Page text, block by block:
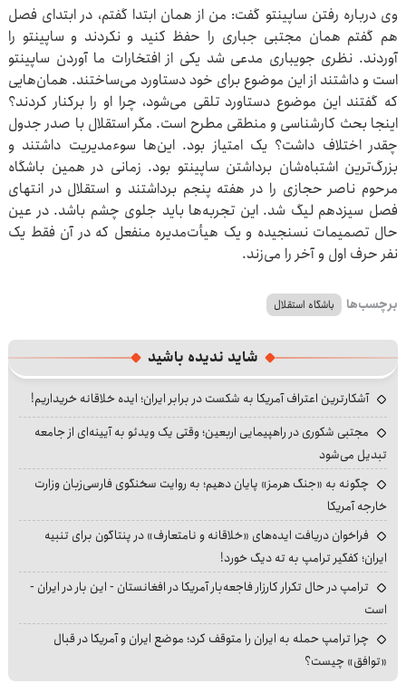
وی درباره رفتن ساپینتو گفت: من از همان ابتدا گفتم، در ابتدای فصل
هم گفتم همان مجتبی جباری را حفظ کنید و نکردند و ساپینتو را
آوردند. نظری جویباری مدعی شد یکی از افتخارات ما آوردن ساپینتو
است و داشتند از این موضوع برای خود دستاورد می‌ساختند. همان‌هایی
که گفتند این موضوع دستاورد تلقی می‌شود، چرا او را برکنار کردند؟
اینجا بحث کارشناسی و منطقی مطرح است. مگر استقلال با صدر جدول
چقدر اختلاف داشت؟ یک امتیاز بود. این‌ها سوء‌مدیریت داشتند و
بزرگ‌ترین اشتباه‌شان برداشتن ساپینتو بود. زمانی در همین باشگاه
مرحوم ناصر حجازی را در هفته پنجم برداشتند و استقلال در انتهای
فصل سیزدهم لیگ شد. این تجربه‌ها باید جلوی چشم باشد. در عین
حال تصمیمات نسنجیده و یک هیأت‌مدیره منفعل که در آن فقط یک
نفر حرف اول و آخر را می‌زند.
برچسب‌ها باشگاه استقلال
شاید ندیده باشید
آشکارترین اعتراف آمریکا به شکست در برابر ایران؛ ایده خلاقانه خریداریم!
مجتبی شکوری در راهپیمایی اربعین؛ وقتی یک ویدئو به آیینه‌ای از جامعه
تبدیل می‌شود
چگونه به «جنگ هرمز» پایان دهیم؛ به روایت سخنگوی فارسی‌زبان وزارت
خارجه آمریکا
فراخوان دریافت ایده‌های «خلاقانه و نامتعارف» در پنتاگون برای تنبیه
ایران؛ کفگیر ترامپ به ته دیگ خورد!
ترامپ در حال تکرار کارزار فاجعه‌بار آمریکا در افغانستان - این بار در ایران -
است
چرا ترامپ حمله به ایران را متوقف کرد؛ موضع ایران و آمریکا در قبال
«توافق» چیست؟